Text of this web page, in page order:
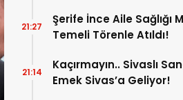
Şerife İnce Aile Sağlığı
Temeli Törenle Atıldı!
21:27
Kaçırmayın.. Sivaslı
Emek Sivas’a Geliyor!
21:14